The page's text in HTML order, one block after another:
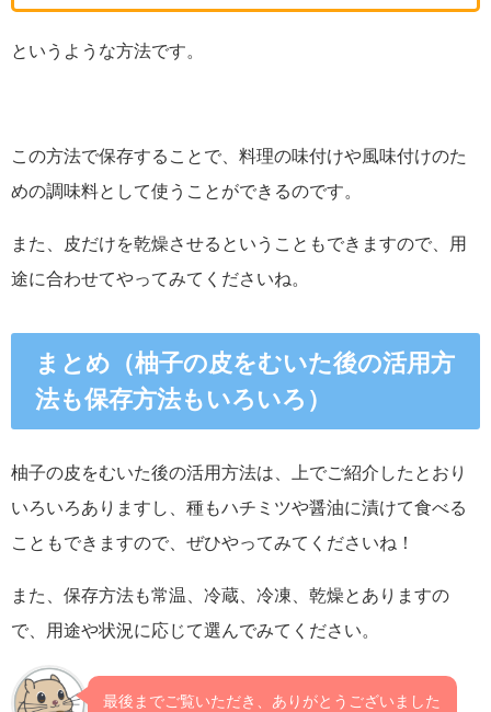
というような方法です。
この方法で保存することで、料理の味付けや風味付けのた
めの調味料として使うことができるのです。
また、皮だけを乾燥させるということもできますので、用
途に合わせてやってみてくださいね。
まとめ（柚子の皮をむいた後の活用方
法も保存方法も いろいろ）
柚子の皮をむいた後の活用方法は、上でご紹介したとおり
いろいろありますし、種もハチミツや醤油に漬けて食べる
こともできますので、ぜひやってみてくださいね！
また、保存方法も常温、冷蔵、冷凍、乾燥とありますの
で、用途や状況に応じて選んでみてください。
最後までご覧いただき、ありがとうございました